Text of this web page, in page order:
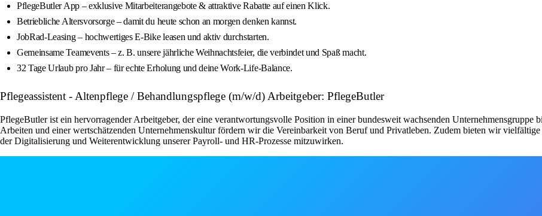
PflegeButler App – exklusive Mitarbeiterangebote & attraktive Rabatte auf einen Klick.
Betriebliche Altersvorsorge – damit du heute schon an morgen denken kannst.
JobRad-Leasing – hochwertiges E-Bike leasen und aktiv durchstarten.
Gemeinsame Teamevents – z. B. unsere jährliche Weihnachtsfeier, die verbindet und Spaß macht.
32 Tage Urlaub pro Jahr – für echte Erholung und deine Work-Life-Balance.
Pflegeassistent - Altenpflege / Behandlungspflege (m/w/d) Arbeitgeber: PflegeButler
PflegeButler ist ein hervorragender Arbeitgeber, der eine verantwortungsvolle Position in einer bundesweit wachsenden
Arbeiten und einer wertschätzenden Unternehmenskultur fördern wir die Vereinbarkeit von Beruf und Privatleben. Zudem bieten wir
der Digitalisierung und Weiterentwicklung unserer Payroll- und HR-Prozesse mitzuwirken.